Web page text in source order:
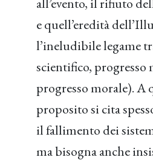
e quell’eredità
l’ineludibile legame
scientifico, progresso
progresso morale). A
proposito si cita
il fallimento dei
ma bisogna anche